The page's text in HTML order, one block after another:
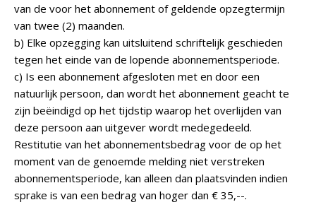
van de voor het abonnement of geldende opzegtermijn
van twee (2) maanden.
b) Elke opzegging kan uitsluitend schriftelijk geschieden
tegen het einde van de lopende abonnementsperiode.
c) Is een abonnement afgesloten met en door een
natuurlijk persoon, dan wordt het abonnement geacht te
zijn beëindigd op het tijdstip waarop het overlijden van
deze persoon aan uitgever wordt medegedeeld.
Restitutie van het abonnementsbedrag voor de op het
moment van de genoemde melding niet verstreken
abonnementsperiode, kan alleen dan plaatsvinden indien
sprake is van een bedrag van hoger dan € 35,--.